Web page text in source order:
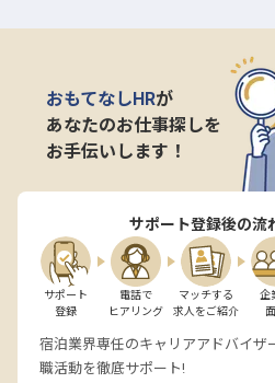
おもてなしHRが
あなたのお仕事探しを
お手伝いします！
サポート登録後の流
サポート
登録
電話で
ヒアリング
マッチする
求人をご紹介
企
宿泊業界専任のキャリアアドバイザ
職活動を徹底サポート!